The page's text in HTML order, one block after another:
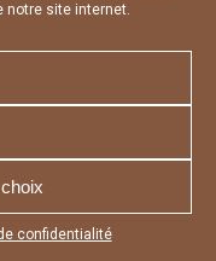
notre site internet.
confidentialité